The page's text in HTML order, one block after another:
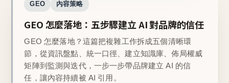
GEO 內容策略
GEO 怎麼落地：五步驟建立 AI 對品牌的信任
GEO 怎麼落地？這篇把複雜工作拆成五個清晰環
節，從資訊盤點、統一口徑、建立知識庫、佈局權威
矩陣到監測與迭代，一步一步帶品牌建立 AI 的信
任，讓內容持續被 AI 引用。